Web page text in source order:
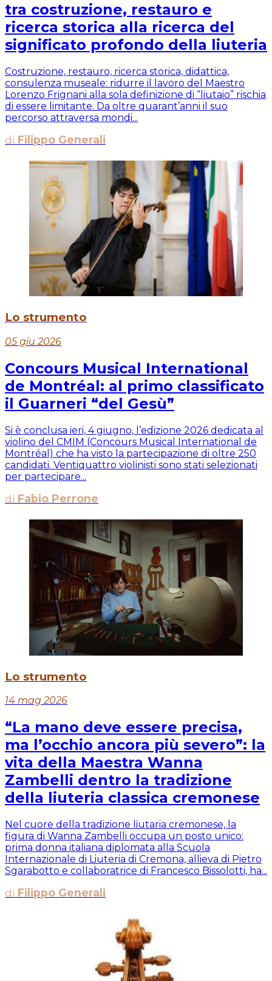
tra costruzione, restauro e
ricerca storica alla ricerca del
significato profondo della liuteria
Costruzione, restauro, ricerca storica, didattica,
consulenza museale: ridurre il lavoro del Maestro
Lorenzo Frignani alla sola definizione di “liutaio” rischia
di essere limitante. Da oltre quarant’anni il suo
percorso attraversa mondi...
di Filippo Generali
Lo strumento
05 giu 2026
Concours Musical International
de Montréal: al primo classificato
il Guarneri “del Gesù”
Si è conclusa ieri, 4 giugno, l’edizione 2026 dedicata al
violino del CMIM (Concours Musical International de
Montréal) che ha visto la partecipazione di oltre 250
candidati. Ventiquattro violinisti sono stati selezionati
per partecipare...
di Fabio Perrone
Lo strumento
14 mag 2026
“La mano deve essere precisa,
ma l’occhio ancora più severo”: la
vita della Maestra Wanna
Zambelli dentro la tradizione
della liuteria classica cremonese
Nel cuore della tradizione liutaria cremonese, la
figura di Wanna Zambelli occupa un posto unico:
prima donna italiana diplomata alla Scuola
Internazionale di Liuteria di Cremona, allieva di Pietro
Sgarabotto e collaboratrice di Francesco Bissolotti, ha...
di Filippo Generali